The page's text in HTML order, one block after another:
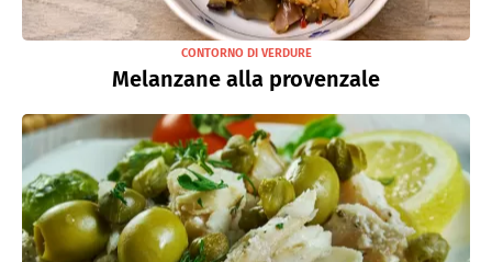
CONTORNO DI VERDURE
Melanzane alla provenzale